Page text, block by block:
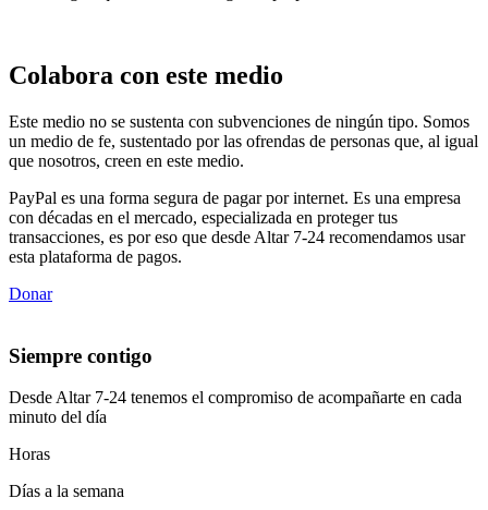
Colabora con este medio
Este medio no se sustenta con subvenciones de ningún tipo. Somos
un medio de fe, sustentado por las ofrendas de personas que, al igual
que nosotros, creen en este medio.
PayPal es una forma segura de pagar por internet. Es una empresa
con décadas en el mercado, especializada en proteger tus
transacciones, es por eso que desde Altar 7-24 recomendamos usar
esta plataforma de pagos.
Donar
Siempre contigo
Desde Altar 7-24 tenemos el compromiso de acompañarte en cada
minuto del día
Horas
Días a la semana